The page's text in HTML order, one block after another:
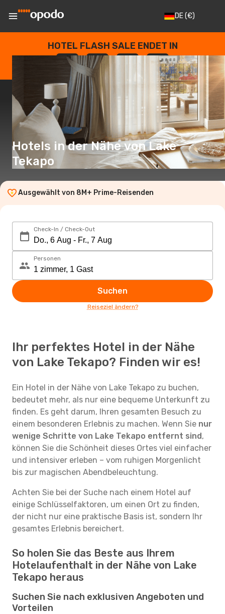
DE(€)
HOTEL FLASH SALE ENDET IN
--
TAGE
: --
STUNDEN
: --
SEKUNDEN
Hotels in der Nähe von Lake
Tekapo
Ausgewählt von 8M+ Prime-Reisenden
Check-In / Check-Out
Personen
Suchen
Reiseziel ändern?
Ihr perfektes Hotel in der Nähe
von Lake Tekapo? Finden wir es!
Ein Hotel in der Nähe von Lake Tekapo zu buchen,
bedeutet mehr, als nur eine bequeme Unterkunft zu
finden. Es geht darum, Ihren gesamten Besuch zu
einem besonderen Erlebnis zu machen. Wenn Sie nur
wenige Schritte von Lake Tekapo entfernt sind,
können Sie die Schönheit dieses Ortes viel einfacher
und intensiver erleben – vom ruhigen Morgenlicht
bis zur magischen Abendbeleuchtung.
Achten Sie bei der Suche nach einem Hotel auf
einige Schlüsselfaktoren, um einen Ort zu finden,
der nicht nur eine praktische Basis ist, sondern Ihr
gesamtes Erlebnis bereichert.
So holen Sie das Beste aus Ihrem
Hotelaufenthalt in der Nähe von Lake
Tekapo heraus
Suchen Sie nach exklusiven Angeboten und
Vorteilen